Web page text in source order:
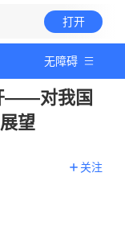
打开
无障碍
——对我国
望
关注